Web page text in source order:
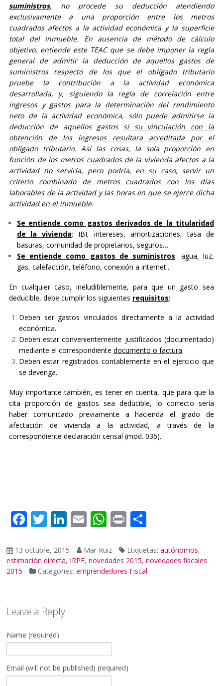
suministros, no procede su deducción atendiendo
exclusivamente a una proporción entre los metros
cuadrados afectos a la actividad económica y la superficie
total del inmueble. En ausencia de método de cálculo
objetivo, entiende este TEAC que se debe imponer la regla
general de admitir la deducción de aquellos gastos de
suministros respecto de los que el obligado tributario
pruebe la contribución a la actividad económica
desarrollada, y, siguiendo la regla de correlación entre
ingresos y gastos para la determinación del rendimiento
neto de la actividad económica, sólo puede admitirse la
deducción de aquellos gastos si su vinculación con la
obtención de los ingresos resultara acreditada por el
obligado tributario. Así las cosas, la sola proporción en
función de los metros cuadrados de la vivienda afectos a la
actividad no serviría, pero podría, en su caso, servir un
criterio combinado de metros cuadrados con los días
laborables de la actividad y las horas en que se ejerce dicha
actividad en el inmueble.
Se entiende como gastos derivados de la titularidad
de la vivienda: IBI, intereses, amortizaciones, tasa de
basuras, comunidad de propietarios, seguros…
Se entiende como gastos de suministros: agua, luz,
gas, calefacción, teléfono, conexión a internet..
En cualquier caso, ineludiblemente, para que un gasto sea
deducible, debe cumplir los siguientes requisitos:
Deben ser gastos vinculados directamente a la actividad
económica.
Deben estar convenientemente justificados (documentado)
mediante el correspondiente documento o factura.
Deben estar registrados contablemente en el ejercicio que
se devenga.
Muy importante también, es tener en cuenta, que para que la
cita proporción de gastos sea deducible, lo correcto sería
haber comunicado previamente a hacienda el grado de
afectación de vivienda a la actividad, a través de la
correspondiente declaración censal (mod. 036).
Facebook
Twitter
LinkedIn
EmailWhatsApp
Print
13 octubre, 2015 Mar Ruiz Etiquetas:autónomos,
estimación directa, IRPF,novedades 2015,novedades fiscales
2015
Categories:emprendedores Fiscal
Leave a Reply
Name (required)
Email (will not be published) (required)